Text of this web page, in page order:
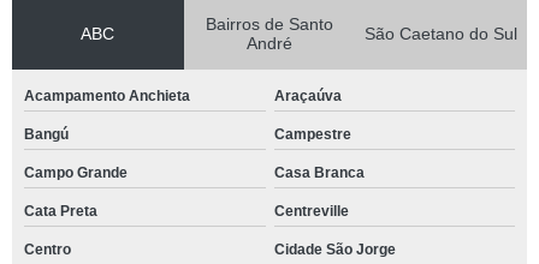
ABC
Bairros de Santo
André
São Caetano do Sul
Acampamento Anchieta Araçaúva
Bangú Campestre
Campo Grande Casa Branca
Cata Preta Centreville
Centro Cidade São Jorge